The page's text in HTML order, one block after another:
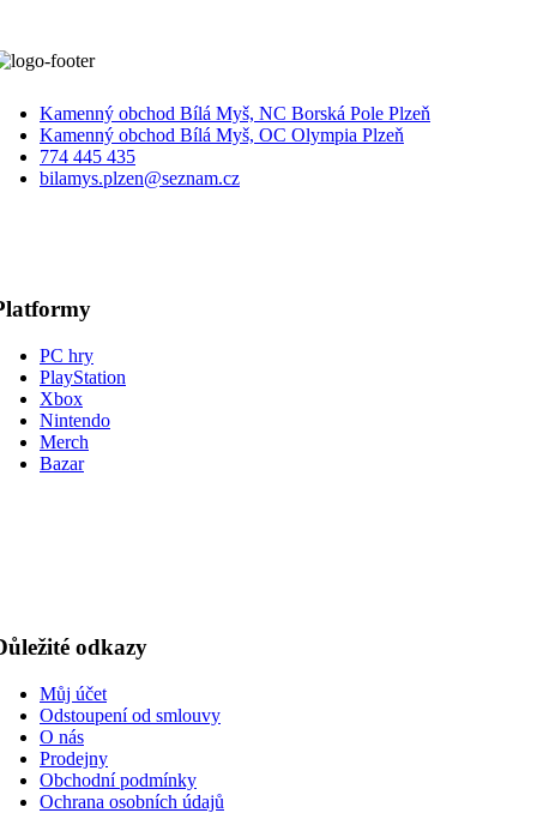
Kamenný obchod Bílá Myš, NC Borská Pole Plzeň
Kamenný obchod Bílá Myš, OC Olympia Plzeň
774 445 435
bilamys.plzen@seznam.cz
PC hry
PlayStation
Xbox
Nintendo
Merch
Bazar
odkazy
Můj účet
Odstoupení od smlouvy
O nás
Prodejny
Obchodní podmínky
Ochrana osobních údajů